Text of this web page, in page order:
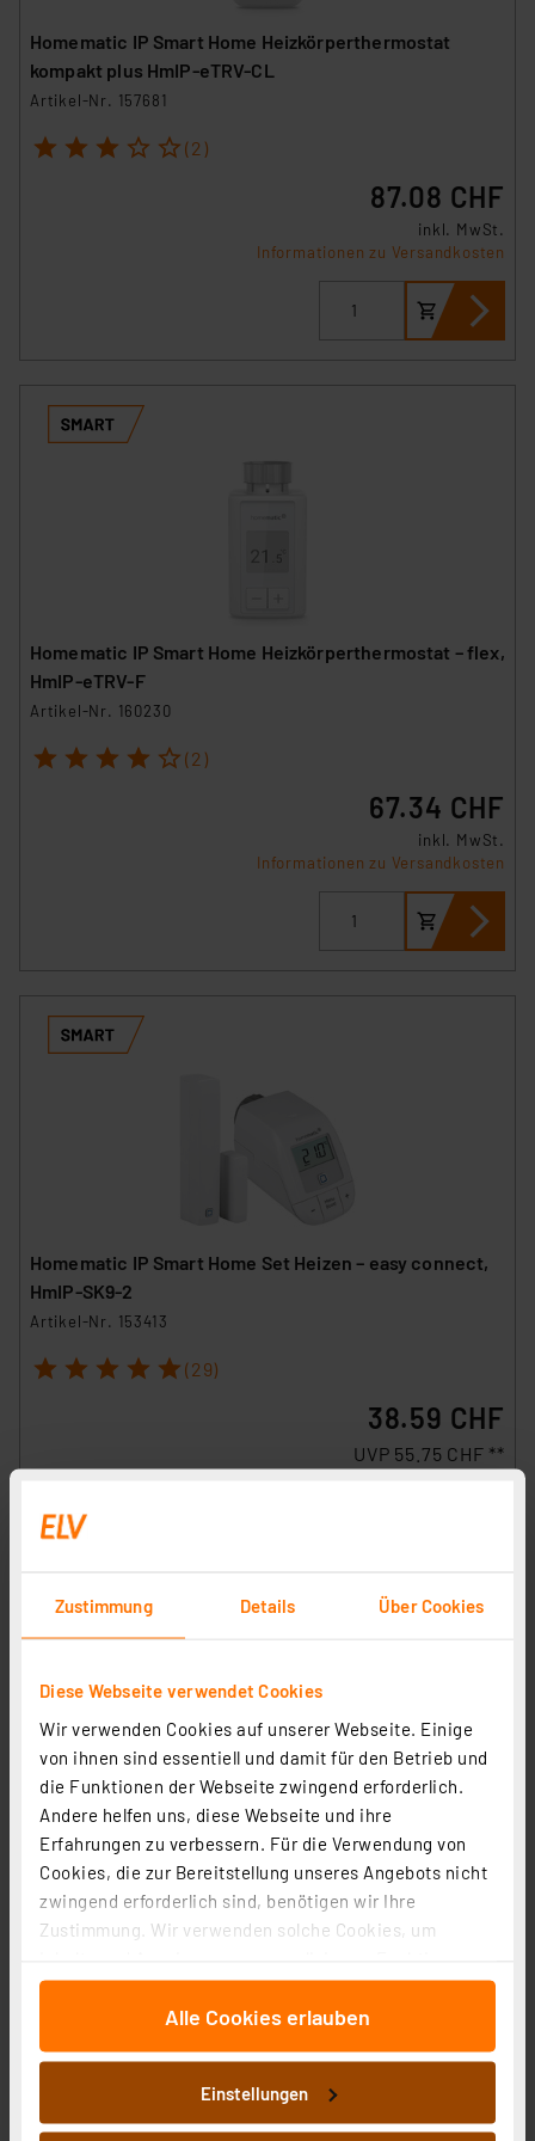
Zustimmung Details Über Cookies
Diese Webseite verwendet Cookies
Wir verwenden Cookies auf unserer Webseite. Einige
von ihnen sind essentiell und damit für den Betrieb und
die Funktionen der Webseite zwingend erforderlich.
Andere helfen uns, diese Webseite und ihre
Erfahrungen zu verbessern. Für die Verwendung von
Cookies, die zur Bereitstellung unseres Angebots nicht
zwingend erforderlich sind, benötigen wir Ihre
Zustimmung. Wir verwenden solche Cookies, um
für soziale Medien anbieten zu können und die Zugriffe
auf unsere Website zu analysieren. Außerdem geben
wir Informationen zu Ihrer Verwendung unserer Website
an unsere Partner für soziale Medien, Werbung und
Analysen weiter. Unsere Partner führen diese
Informationen möglicherweise mit weiteren Daten
Alle Cookies erlauben
Einstellungen
Homematic IP Smart Home Heizkörperthermostat
kompakt plus HmIP-eTRV-CL
Artikel-Nr. 157681
1 2 3 4 5 (2)
87.08 CHF
inkl. MwSt.
Informationen zu Versandkosten
Homematic IP Smart Home Heizkörperthermostat – flex,
HmIP-eTRV-F
Artikel-Nr. 160230
1 2 3 4 5 (2)
67.34 CHF
inkl. MwSt.
Informationen zu Versandkosten
Homematic IP Smart Home Set Heizen – easy connect,
HmIP-SK9-2
Artikel-Nr. 153413
1 2 3 4 5 (29)
38.59 CHF
UVP 55.75 CHF **
Homematic IP Smart Home Starter Set Heizen – pure,
HmIP-SK28
Informationen zu Versandkosten